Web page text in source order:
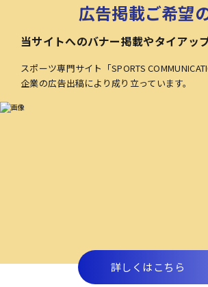
広告掲載ご希望
当サイトへのバナー掲載やタイアッ
スポーツ専門サイト「SPORTS
企業の広告出稿により成り立っています。
詳しくはこちら